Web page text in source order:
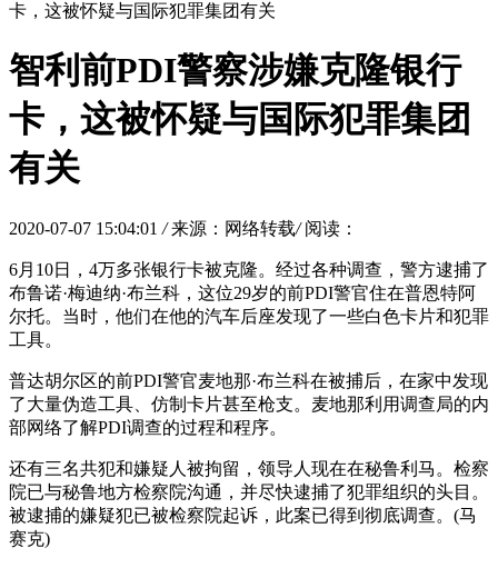
卡，这被怀疑与国际犯罪集团有关
智利前PDI警察涉嫌克隆银行
卡，这被怀疑与国际犯罪集团
有关
2020-07-07 15:04:01 / 来源：网络转载/ 阅读：
6月10日，4万多张银行卡被克隆。经过各种调查，警方逮捕了
布鲁诺·梅迪纳·布兰科，这位29岁的前PDI警官住在普恩特阿
尔托。当时，他们在他的汽车后座发现了一些白色卡片和犯罪
工具。
普达胡尔区的前PDI警官麦地那·布兰科在被捕后，在家中发现
了大量伪造工具、仿制卡片甚至枪支。麦地那利用调查局的内
部网络了解PDI调查的过程和程序。
还有三名共犯和嫌疑人被拘留，领导人现在在秘鲁利马。检察
院已与秘鲁地方检察院沟通，并尽快逮捕了犯罪组织的头目。
被逮捕的嫌疑犯已被检察院起诉，此案已得到彻底调查。(马
赛克)